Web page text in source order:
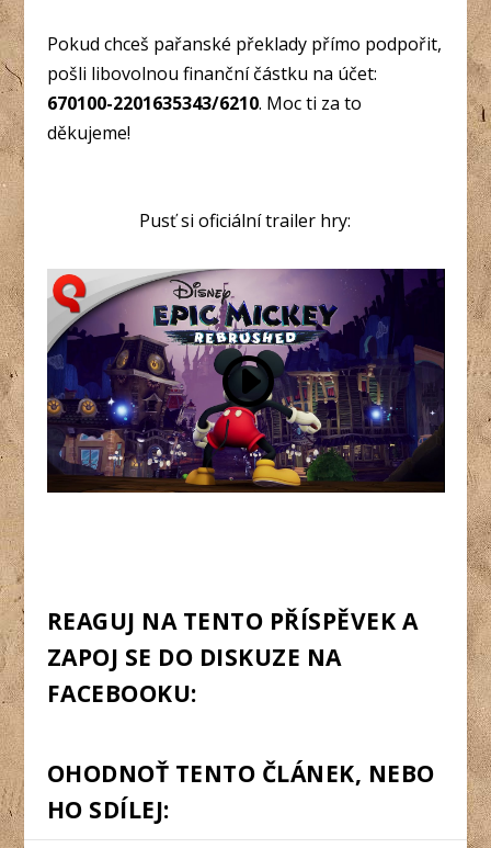
Pokud chceš pařanské překlady přímo podpořit,
pošli libovolnou finanční částku na účet:
670100-2201635343/6210. Moc ti za to
děkujeme!
Pusť si oficiální trailer hry:
REAGUJ NA TENTO PŘÍSPĚVEK A
ZAPOJ SE DO DISKUZE NA
FACEBOOKU:
OHODNOŤ TENTO ČLÁNEK, NEBO
HO SDÍLEJ: